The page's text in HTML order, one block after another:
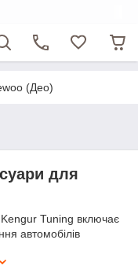
(Део)
для
Kengur Tuning включає
автомобілів
позицію для